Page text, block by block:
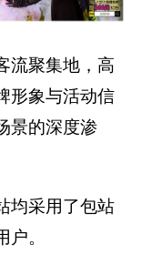
流聚集地，高
形象与活动信
景的深度渗
均采用了包站
。